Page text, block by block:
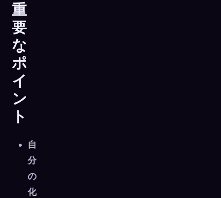
重
要
な
ポ
イ
ン
ト
自
分
の
化
収集済み:
☁️